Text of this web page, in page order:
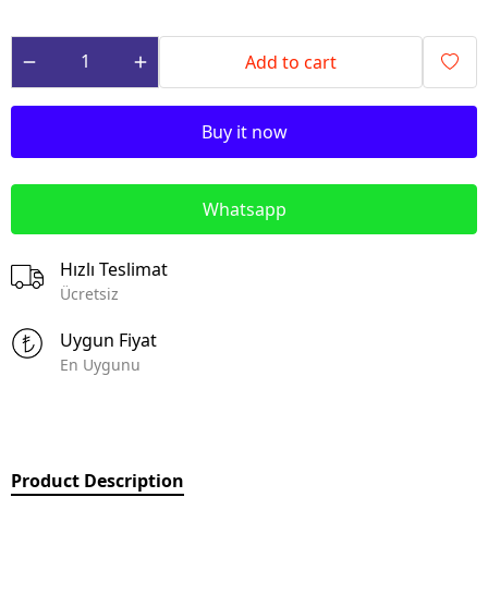
Add to cart
Buy it now
Whatsapp
Hızlı Teslimat
Ücretsiz
Uygun Fiyat
En Uygunu
Product Description